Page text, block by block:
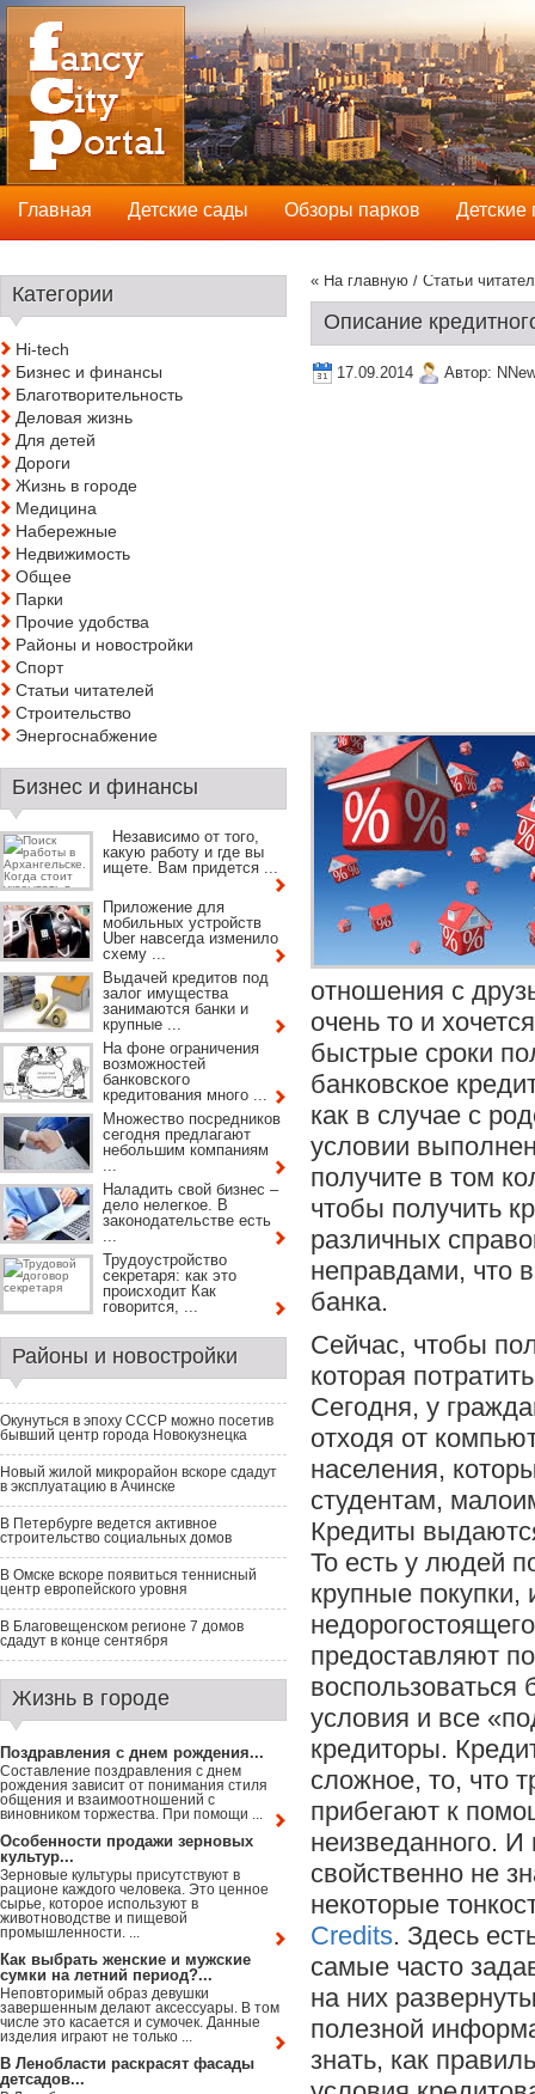
« На главную / Статьи
Описание
17.09.2014 Автор:
отношения с
очень то и
быстрые сроки
банковское
как в случае с
условии
получите в том
чтобы получить
различных
неправдами, что
банка.
Сейчас, чтобы
которая
Сегодня, у
отходя от
населения,
студентам,
Кредиты
То есть у людей
крупные покупки,
предоставляют
условия и все
кредиторы.
сложное, то, что
прибегают к
неизведанного. И
свойственно не
некоторые
Credits. Здесь
самые часто
на них
полезной
знать, как
Категории
Hi-tech
Бизнес и финансы
Благотворительность
Деловая жизнь
Для детей
Дороги
Жизнь в городе
Медицина
Набережные
Недвижимость
Общее
Парки
Прочие удобства
Районы и новостройки
Спорт
Статьи читателей
Строительство
Энергоснабжение
Бизнес и финансы
Независимо от того,
какую работу и где вы
ищете. Вам придется ...
Приложение для
мобильных устройств
Uber навсегда изменило
схему ...
Выдачей кредитов под
залог имущества
занимаются банки и
крупные ...
На фоне ограничения
возможностей
банковского
кредитования много ...
Множество посредников
сегодня предлагают
небольшим компаниям
...
Наладить свой бизнес –
дело нелегкое. В
законодательстве есть
...
Трудоустройство
секретаря: как это
происходит Как
говорится, ...
Районы и новостройки
Окунуться в эпоху СССР можно посетив
бывший центр города Новокузнецка
Новый жилой микрорайон вскоре сдадут
в эксплуатацию в Ачинске
В Петербурге ведется активное
строительство социальных домов
В Омске вскоре появиться теннисный
центр европейского уровня
В Благовещенском регионе 7 домов
сдадут в конце сентября
Жизнь в городе
Поздравления с днем рождения...
Составление поздравления с днем
рождения зависит от понимания стиля
общения и взаимоотношений с
виновником торжества. При помощи ...
Особенности продажи зерновых
культур...
Зерновые культуры присутствуют в
рационе каждого человека. Это ценное
сырье, которое используют в
животноводстве и пищевой
промышленности. ...
Как выбрать женские и мужские
сумки на летний период?...
Неповторимый образ девушки
завершенным делают аксессуары. В том
числе это касается и сумочек. Данные
изделия играют не только ...
В Ленобласти раскрасят фасады
детсадов...
Главная Детские сады Обзоры парков Детские